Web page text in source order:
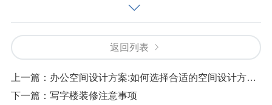
可以帮助企业避免财务压力，并且确保项目质量。
等各项费用，并且留下一定的预留金额以应对不定
司并取得他们的价格报价，以确保预算的可行性。
返回列表
上一篇： 办公空间设计方案:如何选择合适的空间设计方案?
下一篇： 写字楼装修注意事项